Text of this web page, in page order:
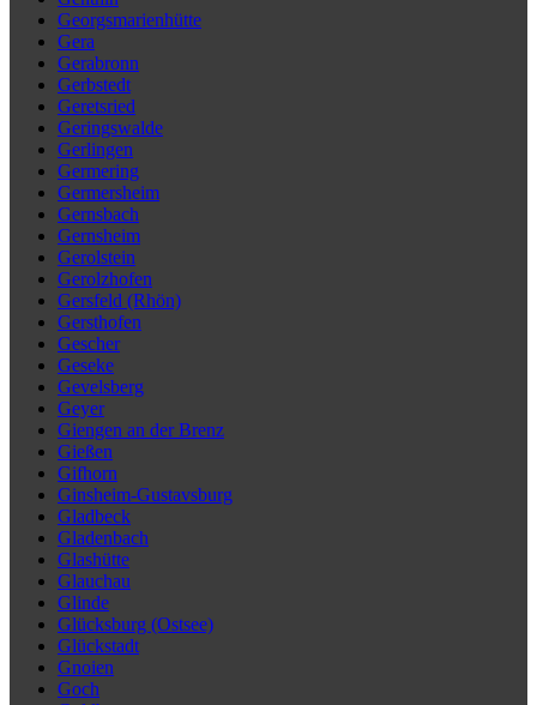
Georgsmarienhütte
Gera
Gerabronn
Gerbstedt
Geretsried
Geringswalde
Gerlingen
Germering
Germersheim
Gernsbach
Gernsheim
Gerolstein
Gerolzhofen
Gersfeld (Rhön)
Gersthofen
Gescher
Geseke
Gevelsberg
Geyer
Giengen an der Brenz
Gießen
Gifhorn
Ginsheim-Gustavsburg
Gladbeck
Gladenbach
Glashütte
Glauchau
Glinde
Glücksburg (Ostsee)
Glückstadt
Gnoien
Goch